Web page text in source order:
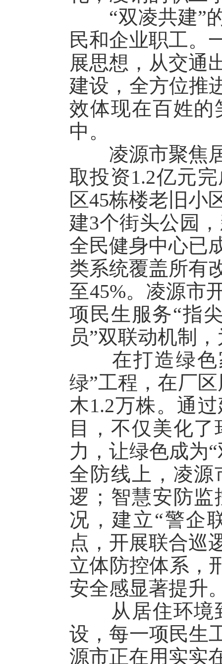
“双凌共建”的
民和企业职工。
展思想，从交通
建设，全方位推
效体现在百姓
中。
凌源市聚焦居
取投资1.2亿元
区45栋楼老旧小
建3个街头公园
全民健身中心已
类系统覆盖所有
至45%。凌源市
项民生服务“指
员”双联动机制
在打造绿色
绿”工程，在厂
木1.2万株。通
目，不仅美化
力，让绿色成为
全防线上，凌
逻；智慧安防
况，建立“警企
点，开展联合巡
立体防控体系，
安全感显著提升
从居住环境到
设，每一项民生
源市正在用实实